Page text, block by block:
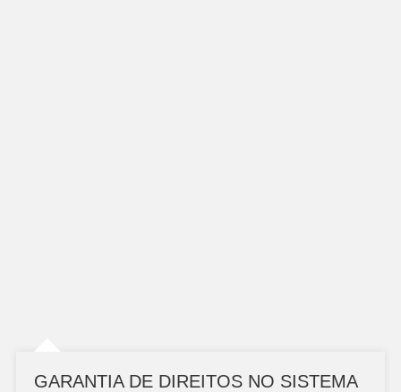
GARANTIA DE DIREITOS NO SISTEMA